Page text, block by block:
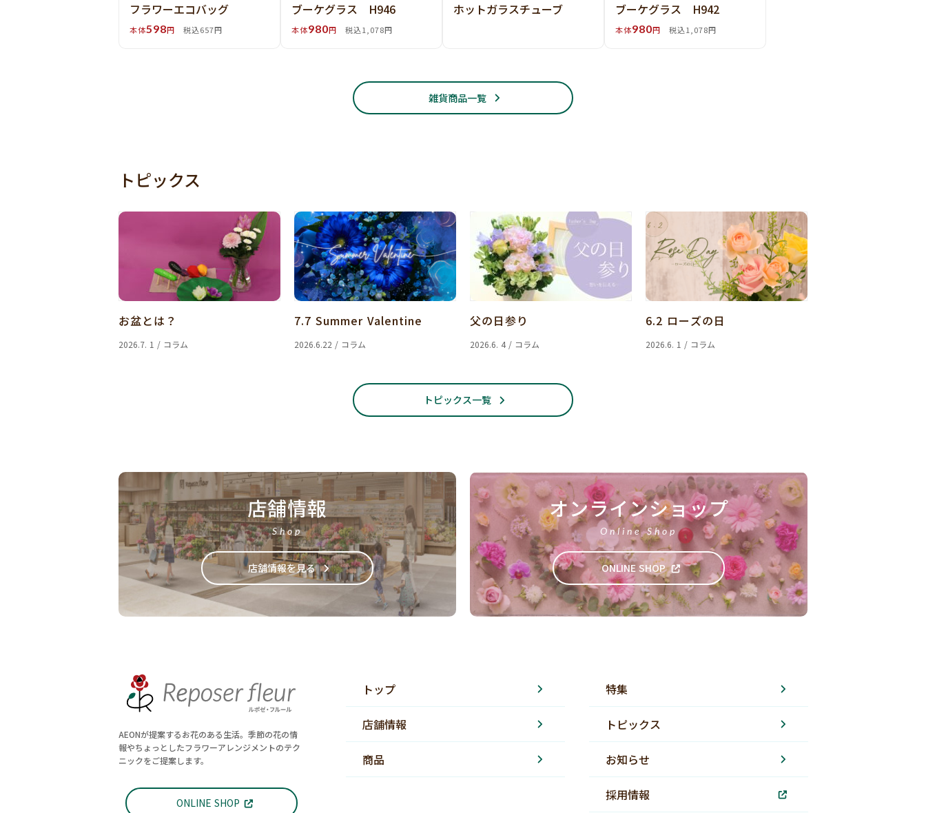
フラワーエコバッグ
本体598円 税込657円
ブーケグラス H946
本体980円 税込1,078円
ホットガラスチューブ ブーケグラス H942
本体980円 税込1,078円
雑貨商品一覧
トピックス
お盆とは？
2026.7. 1 / コラム
7.7 Summer Valentine
2026.6.22 / コラム
父の日参り
2026.6. 4 / コラム
6.2 ローズの日
2026.6. 1 / コラム
トピックス一覧
店舗情報
Shop
店舗情報を見る
オンラインショップ
Online Shop
ONLINE SHOP
AEONが提案するお花のある生活。季節の花の情
報やちょっとしたフラワーアレンジメントのテク
ニックをご提案します。
ONLINE SHOP
トップ
店舗情報
商品
特集
トピックス
お知らせ
採用情報